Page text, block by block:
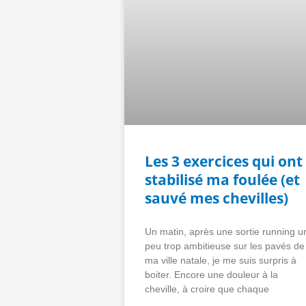
Les 3 exercices qui ont
stabilisé ma foulée (et
sauvé mes chevilles)
Un matin, après une sortie running
peu trop ambitieuse sur les pavés de
ma ville natale, je me suis surpris à
boiter. Encore une douleur à la
cheville, à croire que chaque